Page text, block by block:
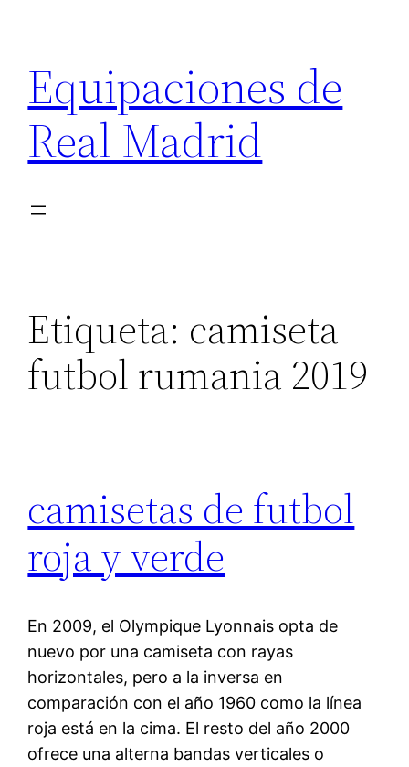
contenido
Equipaciones de
Real Madrid
Etiqueta: camiseta
futbol rumania 2019
camisetas de futbol
roja y verde
En 2009, el Olympique Lyonnais opta de
nuevo por una camiseta con rayas
horizontales, pero a la inversa en
comparación con el año 1960 como la línea
roja está en la cima. El resto del año 2000
ofrece una alterna bandas verticales o